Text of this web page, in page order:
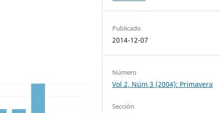
Publicado
2014-12-07
Número
Vol 2, Núm 3 (2004): Primavera
Sección